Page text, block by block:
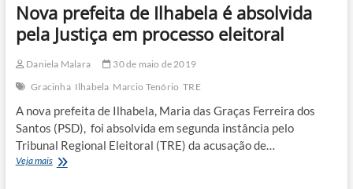
Nova prefeita de Ilhabela é absolvida
pela Justiça em processo eleitoral
Daniela Malara
30 de maio de 2019
Gracinha Ilhabela Marcio Tenório TRE
A nova prefeita de Ilhabela, Maria das Graças Ferreira dos
Santos (PSD), foi absolvida em segunda instância pelo
Tribunal Regional Eleitoral (TRE) da acusação de…
Veja maisNova